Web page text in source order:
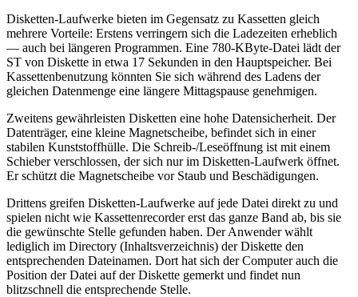
Disketten-Laufwerke bieten im Gegensatz zu Kassetten gleich
mehrere Vorteile: Erstens verringern sich die Ladezeiten erheblich
— auch bei längeren Programmen. Eine 780-KByte-Datei lädt der
ST von Diskette in etwa 17 Sekunden in den Hauptspeicher. Bei
Kassettenbenutzung könnten Sie sich während des Ladens der
gleichen Datenmenge eine längere Mittagspause genehmigen.
Zweitens gewährleisten Disketten eine hohe Datensicherheit. Der
Datenträger, eine kleine Magnetscheibe, befindet sich in einer
stabilen Kunststoffhülle. Die Schreib-/Leseöffnung ist mit einem
Schieber verschlossen, der sich nur im Disketten-Laufwerk öffnet.
Er schützt die Magnetscheibe vor Staub und Beschädigungen.
Drittens greifen Disketten-Laufwerke auf jede Datei direkt zu und
spielen nicht wie Kassettenrecorder erst das ganze Band ab, bis sie
die gewünschte Stelle gefunden haben. Der Anwender wählt
lediglich im Directory (Inhaltsverzeichnis) der Diskette den
entsprechenden Dateinamen. Dort hat sich der Computer auch die
Position der Datei auf der Diskette gemerkt und findet nun
blitzschnell die entsprechende Stelle.